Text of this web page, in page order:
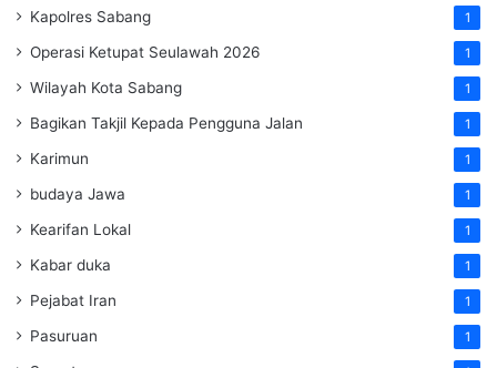
Kapolres Sabang 1
Operasi Ketupat Seulawah 2026 1
Wilayah Kota Sabang 1
Bagikan Takjil Kepada Pengguna Jalan 1
Karimun 1
budaya Jawa 1
Kearifan Lokal 1
Kabar duka 1
Pejabat Iran 1
Pasuruan 1